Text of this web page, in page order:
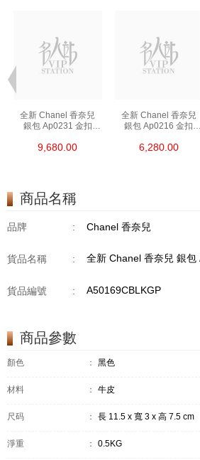
全新 Chanel 香奈兒
銀包 Ap0231 金扣
9,680.00
全新 Chanel 香奈兒
銀包 Ap0216 金扣
6,280.00
商品名稱
品牌 : Chanel 香奈兒
貨品名稱 : 全新 Chanel 香奈兒 銀
貨品編號 : A50169CBLKGP
商品參數
顏色 ： 黑色
材料 ： 牛皮
尺码 ： 長 11.5 x 寬 3 x 高 7.5 cm
淨重 ： 0.5KG